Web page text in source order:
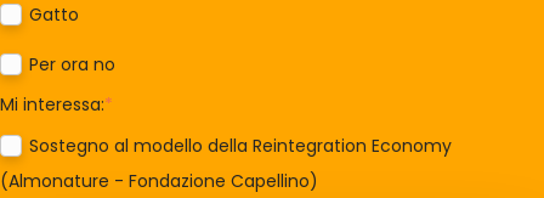
Gatto
Per ora no
Mi interessa:*
Sostegno al modello della Reintegration Economy
(Almonature - Fondazione Capellino)